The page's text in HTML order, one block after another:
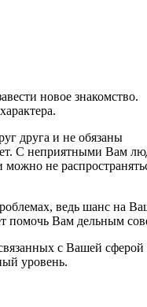
новое знакомство.
друга и не обязаны
С неприятными Вам
не
ведь шанс на
помочь Вам дельным
с Вашей сферой
уровень.